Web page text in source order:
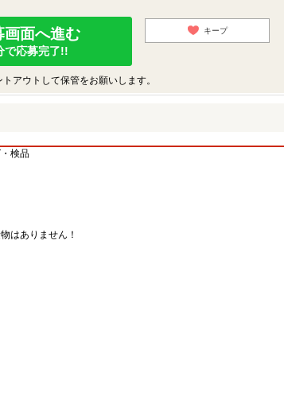
画面へ進む
で応募完了!!
キープ
アウトして保管をお願いします。
検品
はありません！